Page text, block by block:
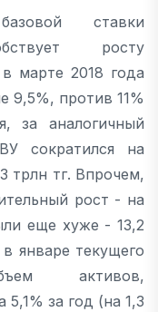
ставки
росту
марте 2018 года
9,5%, против 11%
за аналогичный
сократился на
трлн тг. Впрочем,
рост - на
еще хуже - 13,2
январе текущего
активов,
за год (на 1,3